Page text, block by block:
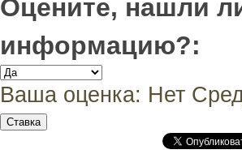
Оцените, нашли
информацию?:
Ваша оценка: Нет